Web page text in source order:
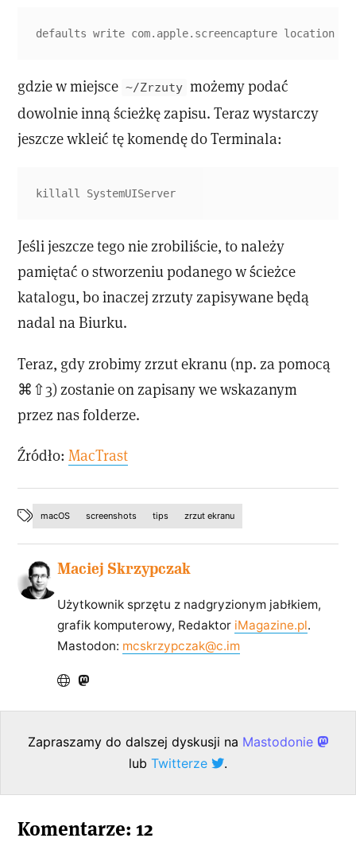
defaults write com.apple.screencapture location ~/
gdzie w miejsce ~/Zrzuty możemy podać
dowolnie inną ścieżkę zapisu. Teraz wystarczy
jeszcze wkleić tę komendę do Terminala:
killall SystemUIServer
Jeśli jeszcze tego nie zrobiliście, to należy
pamiętać o stworzeniu podanego w ścieżce
katalogu, bo inaczej zrzuty zapisywane będą
nadal na Biurku.
Teraz, gdy zrobimy zrzut ekranu (np. za pomocą
⌘⇧3) zostanie on zapisany we wskazanym
przez nas folderze.
Źródło: MacTrast
macOS screenshots tips zrzut ekranu
Maciej Skrzypczak
Użytkownik sprzętu z nadgryzionym jabłkiem,
grafik komputerowy, Redaktor iMagazine.pl.
Mastodon: mcskrzypczak@c.im
Zapraszamy do dalszej dyskusji na Mastodonie
lub Twitterze .
Komentarze: 12